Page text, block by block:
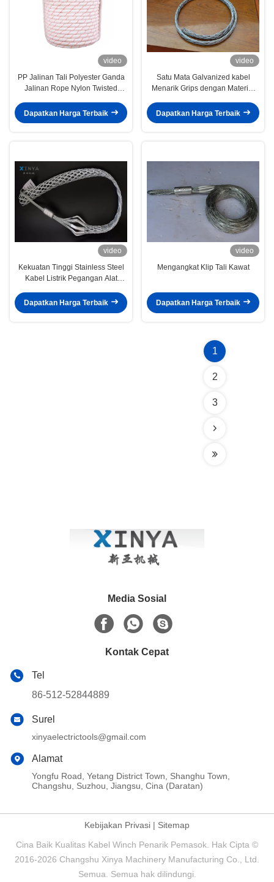
video
PP Jalinan Tali Polyester Ganda
Jalinan Rope Nylon Twisted
Dapatkan Harga Terbaik
video
Satu Mata Galvanized kabel
Menarik Grips dengan Material
Dapatkan Harga Terbaik
video
Kekuatan Tinggi Stainless Steel
Kabel Listrik Pegangan Alat
Dapatkan Harga Terbaik
video
Mengangkat Klip Tali Kawat
Dapatkan Harga Terbaik
1
2
3
Media Sosial
Kontak Cepat
Tel
86-512-52844889
Surel
xinyaelectrictools@gmail.com
Alamat
Yongfu Road, Yetang District Town, Shanghu Town,
Changshu, Suzhou, Jiangsu, Cina (Daratan)
Kebijakan Privasi | Sitemap
Cina Baik Kualitas Kabel Winch Penarik Pemasok. Hak Cipta ©
2016-2026 Changshu Xinya Machinery Manufacturing Co., Ltd.
Semua. Semua hak dilindungi.